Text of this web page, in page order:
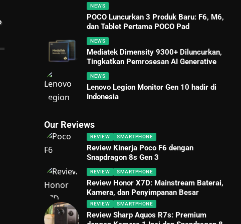
NEWS
POCO Luncurkan 3 Produk Baru: F6, M6,
dan Tablet Pertama POCO Pad
NEWS
Mediatek Dimensity 9300+ Diluncurkan,
Tingkatkan Pemrosesan AI Generative
NEWS
Lenovo Legion Monitor Gen 10 hadir di
Indonesia
Our Reviews
REVIEW SMARTPHONE
Review Kinerja Poco F6 dengan
Snapdragon 8s Gen 3
REVIEW SMARTPHONE
Review Honor X7D: Mainstream Baterai,
Kamera, dan Penyimpanan Besar
REVIEW SMARTPHONE
Review Sharp Aquos R7s: Premium